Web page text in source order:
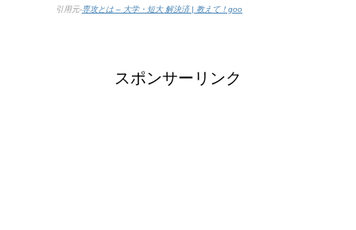
引用元-専攻とは – 大学・短大 解決済 | 教えて！goo
スポンサーリンク